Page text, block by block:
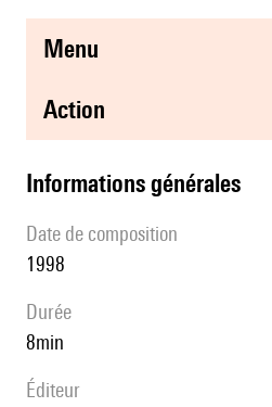
menu
action
informations générales
date de composition
1998
durée
8min
éditeur